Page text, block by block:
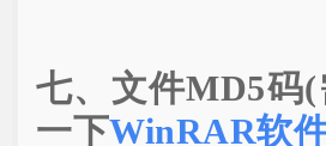
七、文件MD5码
一下WinRAR软